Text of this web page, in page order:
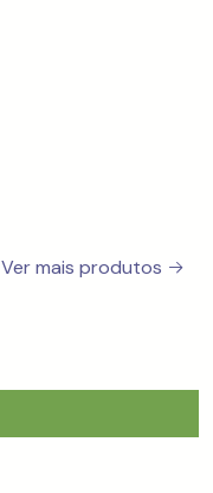
Ver mais produtos